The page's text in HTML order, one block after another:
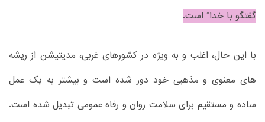
گفتگو با خدا” است.
با این حال، اغلب و به ویژه در کشورهای غربی، مدیتیشن از ریشه
های معنوی و مذهبی خود دور شده است و بیشتر به یک عمل
ساده و مستقیم برای سلامت روان و رفاه عمومی تبدیل شده است.